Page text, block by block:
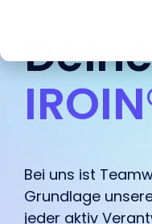
Finde starke Influencer
und Creator
der KI-gestützten
Discovery von IROIN®.
Finde heraus wie
Agenturen bei der
Umsetzung von
Influencer
In unserem Blog
Du aktuelle Artikel
spannende Beiträge
rund um Influencer
Einblick in unser
Unternehmen wir
uns vor.
Bei uns ist
Grundlage
jeder aktiv